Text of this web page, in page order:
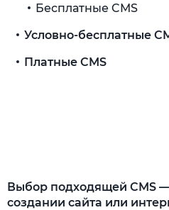
Выбор подходящей CMS
создании сайта или
Бесплатные CMS
Условно-бесплатные
Платные CMS